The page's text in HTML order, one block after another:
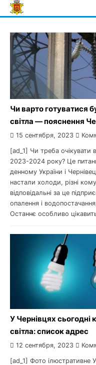
Skip
to
Чи варто готуватися
світла — пояснення
15 сентября, 2023
[ad_1] Чи треба очікувати
2023-2024 року? Це
денному України і
настали холоди, різні
відповідальні за це
опалення і
Останнє особливо
У Чернівцях сьогодні
світла: список адрес
12 сентября, 2023
[ad_1] Фото ілюстративне